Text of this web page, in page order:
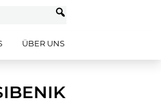
ÜBER UNS